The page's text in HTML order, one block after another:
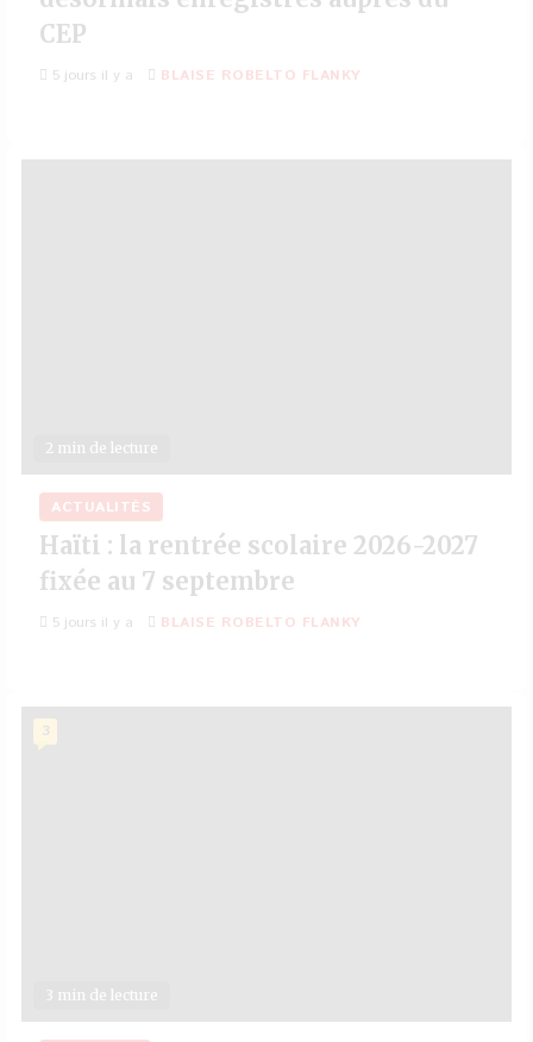
CEP
5 jours il y a BLAISE ROBELTO FLANKY
2 min de lecture
ACTUALITÉS
Haïti : la rentrée scolaire 2026-2027
fixée au 7 septembre
5 jours il y a BLAISE ROBELTO FLANKY
3 min de lecture
3